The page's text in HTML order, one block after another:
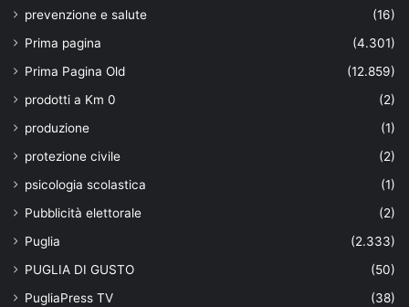
prevenzione e salute
(16)
Prima pagina
(4.301)
Prima Pagina Old
(12.859)
prodotti a Km 0
(2)
produzione
(1)
protezione civile
(2)
psicologia scolastica
(1)
Pubblicità elettorale
(2)
Puglia
(2.333)
PUGLIA DI GUSTO
(50)
PugliaPress TV
(38)